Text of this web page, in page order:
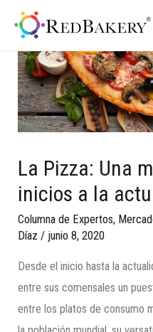
La Pizza: Una
inicios a la
Columna de Expertos,
Díaz / junio 8, 2020
Desde el inicio hasta la
entre sus comensales un
entre los platos de consumo